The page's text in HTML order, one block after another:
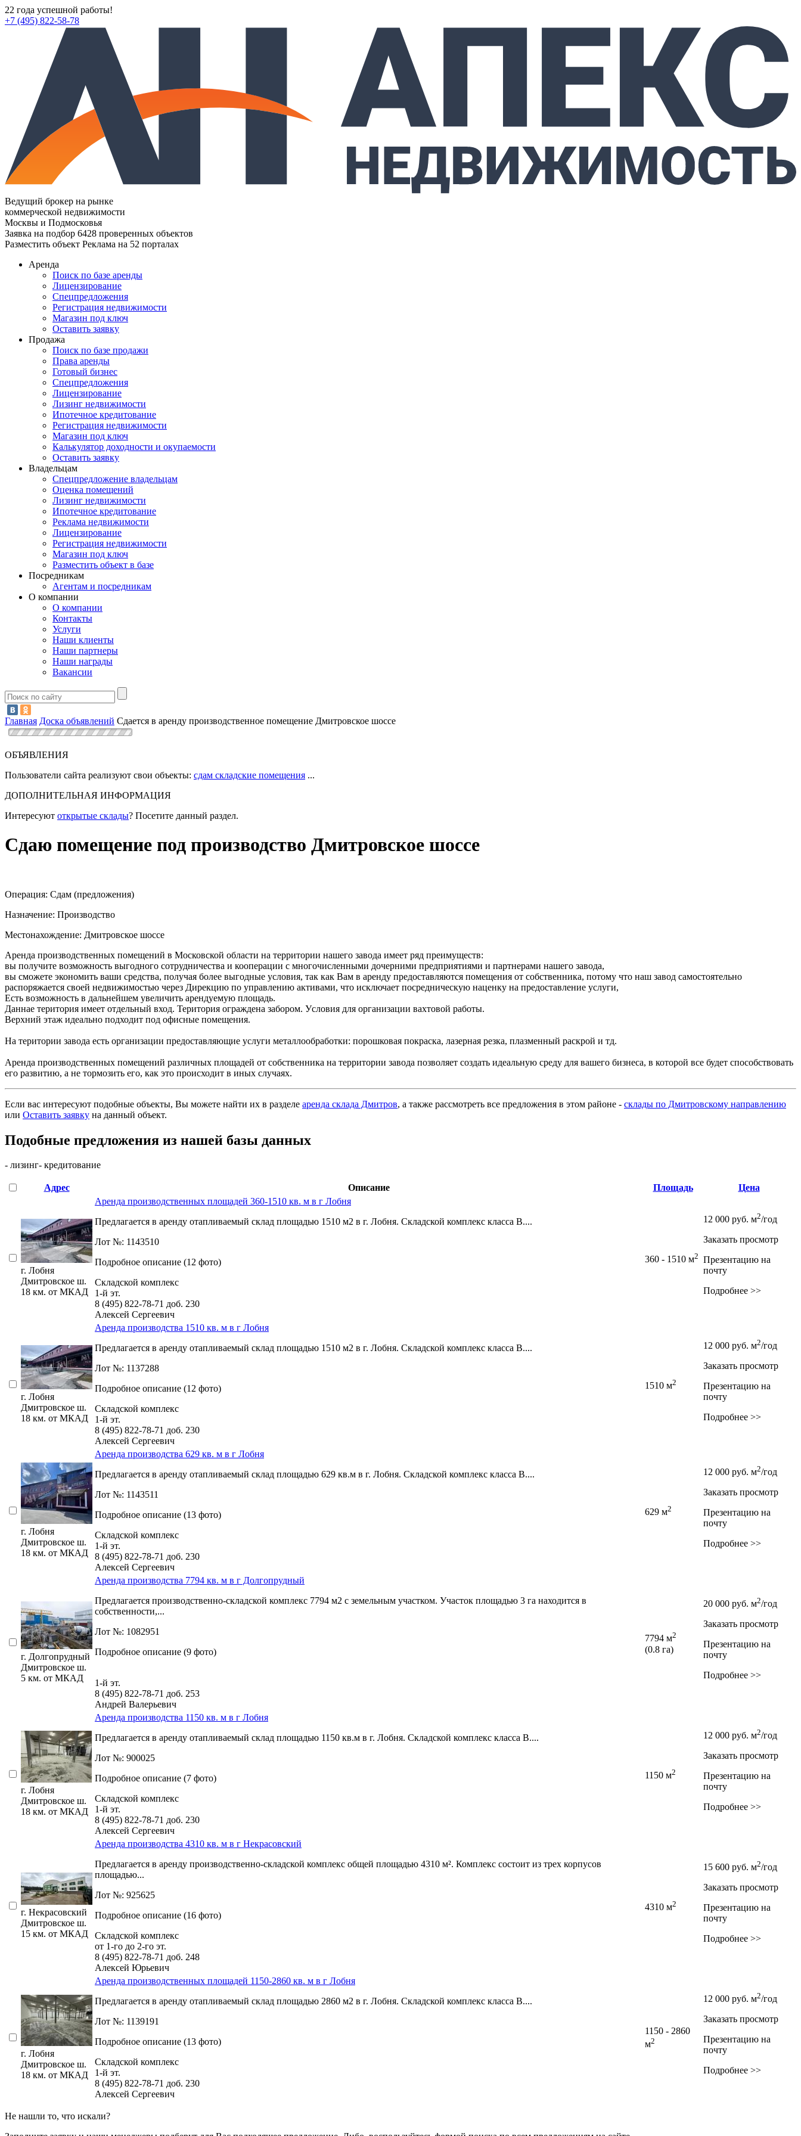
22 года успешной работы!
+7 (495) 822-58-78
Ведущий брокер на рынке
коммерческой недвижимости
Москвы и Подмосковья
Заявка на подбор 6428 проверенных объектов
Разместить объект Реклама на 52 порталах
Аренда
Поиск по базе аренды
Лицензирование
Спецпредложения
Регистрация недвижимости
Магазин под ключ
Оставить заявку
Продажа
Поиск по базе продажи
Права аренды
Готовый бизнес
Спецпредложения
Лицензирование
Лизинг недвижимости
Ипотечное кредитование
Регистрация недвижимости
Магазин под ключ
Калькулятор доходности и окупаемости
Оставить заявку
Владельцам
Спецпредложение владельцам
Оценка помещений
Лизинг недвижимости
Ипотечное кредитование
Реклама недвижимости
Лицензирование
Регистрация недвижимости
Магазин под ключ
Разместить объект в базе
Посредникам
Агентам и посредникам
О компании
О компании
Контакты
Услуги
Наши клиенты
Наши партнеры
Наши награды
Вакансии
Главная Доска объявлений Сдается в аренду производственное помещение Дмитровское шоссе
ОБЪЯВЛЕНИЯ
Пользователи сайта реализуют свои объекты: сдам складские помещения ...
ДОПОЛНИТЕЛЬНАЯ ИНФОРМАЦИЯ
Интересуют открытые склады? Посетите данный раздел.
Сдаю помещение под производство Дмитровское шоссе
Операция: Сдам (предложения)
Назначение: Производство
Местонахождение: Дмитровское шоссе
Аренда производственных помещений в Московской области на территории нашего завода имеет ряд преимуществ:
вы получите возможность выгодного сотрудничества и кооперации с многочисленными дочерними предприятиями и партнерами нашего завода,
вы сможете экономить ваши средства, получая более выгодные условия, так как Вам в аренду предоставляются помещения от собственника, потому что наш завод самостоятельно
распоряжается своей недвижимостью через Дирекцию по управлению активами, что исключает посредническую наценку на предоставление услуги,
Есть возможность в дальнейшем увеличить арендуемую площадь.
Даннае територия имеет отдельный вход. Територия ограждена забором. Уcловия для организации вахтовой работы.
Верхний этаж идеально подходит под офисные помещения.
На територии завода есть организации предоставляющие услуги металлообработки: порошковая покраска, лазерная резка, плазменный раскрой и тд.
Аренда производственных помещений различных площадей от собственника на территории завода позволяет создать идеальную среду для вашего бизнеса, в которой все будет способствовать
его развитию, а не тормозить его, как это происходит в иных случаях.
Если вас интересуют подобные объекты, Вы можете найти их в разделе аренда склада Дмитров, а также рассмотреть все предложения в этом районе - склады по Дмитровскому направлению
или Оставить заявку на данный объект.
Подобные предложения из нашей базы данных
- лизинг- кредитование
Адрес Описание Площадь Цена
г. Лобня
Дмитровское ш.
18 км. от МКАД
Аренда производственных площадей 360-1510 кв. м в г Лобня
Предлагается в аренду отапливаемый склад площадью 1510 м2 в г. Лобня. Складской комплекс класса В....
Лот №: 1143510
Подробное описание (12 фото)
Складской комплекс
1-й эт.
8 (495) 822-78-71 доб. 230
Алексей Сергеевич
360 - 1510 м2
12 000 руб. м2/год
Заказать просмотр
Презентацию на
почту
Подробнее >>
г. Лобня
Дмитровское ш.
18 км. от МКАД
Аренда производства 1510 кв. м в г Лобня
Предлагается в аренду отапливаемый склад площадью 1510 м2 в г. Лобня. Складской комплекс класса В....
Лот №: 1137288
Подробное описание (12 фото)
Складской комплекс
1-й эт.
8 (495) 822-78-71 доб. 230
Алексей Сергеевич
1510 м2
12 000 руб. м2/год
Заказать просмотр
Презентацию на
почту
Подробнее >>
г. Лобня
Дмитровское ш.
18 км. от МКАД
Аренда производства 629 кв. м в г Лобня
Предлагается в аренду отапливаемый склад площадью 629 кв.м в г. Лобня. Складской комплекс класса В....
Лот №: 1143511
Подробное описание (13 фото)
Складской комплекс
1-й эт.
8 (495) 822-78-71 доб. 230
Алексей Сергеевич
629 м2
12 000 руб. м2/год
Заказать просмотр
Презентацию на
почту
Подробнее >>
г. Долгопрудный
Дмитровское ш.
5 км. от МКАД
Аренда производства 7794 кв. м в г Долгопрудный
Предлагается производственно-складской комплекс 7794 м2 с земельным участком. Участок площадью 3 га находится в
собственности,­...
Лот №: 1082951
Подробное описание (9 фото)
1-й эт.
8 (495) 822-78-71 доб. 253
Андрей Валерьевич
7794 м2
(0.8 га)
20 000 руб. м2/год
Заказать просмотр
Презентацию на
почту
Подробнее >>
г. Лобня
Дмитровское ш.
18 км. от МКАД
Аренда производства 1150 кв. м в г Лобня
Предлагается в аренду отапливаемый склад площадью 1150 кв.м в г. Лобня. Складской комплекс класса В....
Лот №: 900025
Подробное описание (7 фото)
Складской комплекс
1-й эт.
8 (495) 822-78-71 доб. 230
Алексей Сергеевич
1150 м2
12 000 руб. м2/год
Заказать просмотр
Презентацию на
почту
Подробнее >>
г. Некрасовский
Дмитровское ш.
15 км. от МКАД
Аренда производства 4310 кв. м в г Некрасовский
Предлагается в аренду производственно-складской комплекс общей площадью 4310 м². Комплекс состоит из трех корпусов
площадью...
Лот №: 925625
Подробное описание (16 фото)
Складской комплекс
от 1-го до 2-го эт.
8 (495) 822-78-71 доб. 248
Алексей Юрьевич
4310 м2
15 600 руб. м2/год
Заказать просмотр
Презентацию на
почту
Подробнее >>
г. Лобня
Дмитровское ш.
18 км. от МКАД
Аренда производственных площадей 1150-2860 кв. м в г Лобня
Предлагается в аренду отапливаемый склад площадью 2860 м2 в г. Лобня. Складской комплекс класса В....
Лот №: 1139191
Подробное описание (13 фото)
Складской комплекс
1-й эт.
8 (495) 822-78-71 доб. 230
Алексей Сергеевич
1150 - 2860
м2
12 000 руб. м2/год
Заказать просмотр
Презентацию на
почту
Подробнее >>
Не нашли то, что искали?